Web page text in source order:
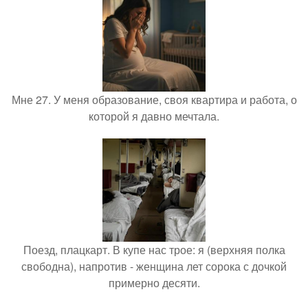
Мне 27. У меня образование, своя квартира и работа, о
которой я давно мечтала.
Поезд, плацкарт. В купе нас трое: я (верхняя полка
свободна), напротив - женщина лет сорока с дочкой
примерно десяти.